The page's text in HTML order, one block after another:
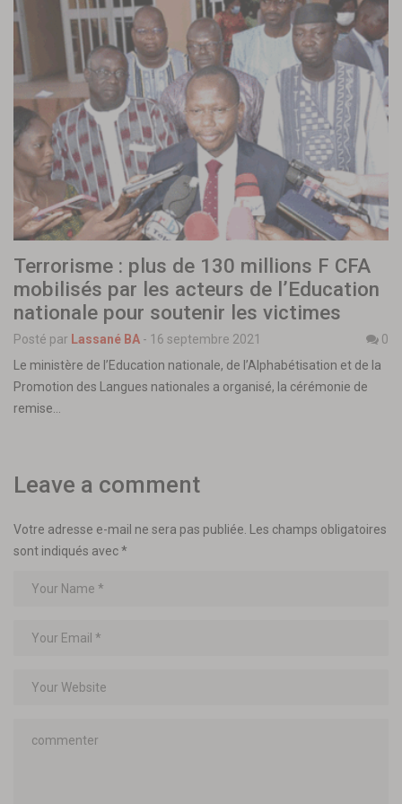
Terrorisme : plus de 130 millions F CFA
mobilisés par les acteurs de l’Education
nationale pour soutenir les victimes
Posté par Lassané BA - 16 septembre 2021
0
Le ministère de l’Education nationale, de l’Alphabétisation et de la
Promotion des Langues nationales a organisé, la cérémonie de
remise…
Leave a comment
Votre adresse e-mail ne sera pas publiée. Les champs obligatoires
sont indiqués avec*